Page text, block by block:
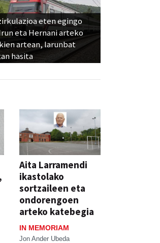
eten egingo
eta Hernani arteko
artean, larunbat
hasita
Aita Larramendi
ikastolako
sortzaileen eta
ondorengoen
arteko katebegia
IN MEMORIAM
Jon Ander Ubeda